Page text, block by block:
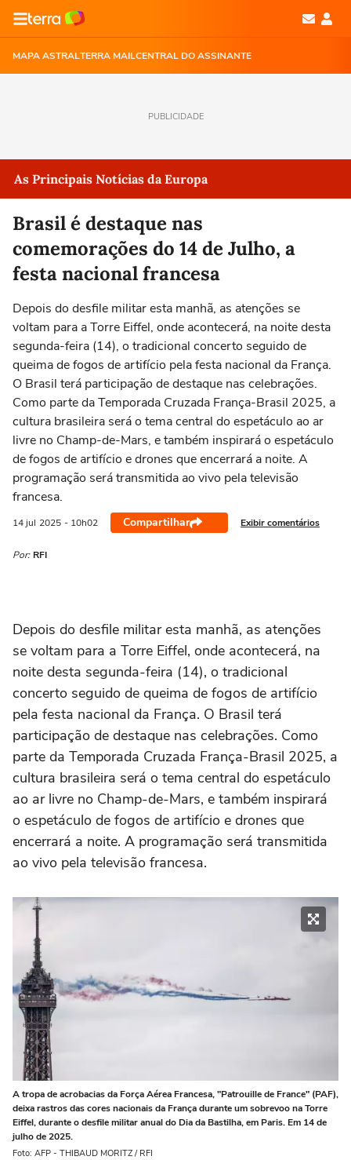
MAPA ASTRALTERRA MAILCENTRAL DO ASSINANTE
PUBLICIDADE
As Principais Notícias da Europa
Brasil é destaque nas
comemorações do 14 de Julho, a
festa nacional francesa
Depois do desfile militar esta manhã, as atenções se
voltam para a Torre Eiffel, onde acontecerá, na noite desta
segunda-feira (14), o tradicional concerto seguido de
queima de fogos de artifício pela festa nacional da França.
O Brasil terá participação de destaque nas celebrações.
Como parte da Temporada Cruzada França-Brasil 2025, a
cultura brasileira será o tema central do espetáculo ao ar
livre no Champ-de-Mars, e também inspirará o espetáculo
de fogos de artifício e drones que encerrará a noite. A
programação será transmitida ao vivo pela televisão
francesa.
14 jul 2025 - 10h02 Compartilhar Exibir comentários
Por: RFI
Depois do desfile militar esta manhã, as atenções
se voltam para a Torre Eiffel, onde acontecerá, na
noite desta segunda-feira (14), o tradicional
concerto seguido de queima de fogos de artifício
pela festa nacional da França. O Brasil terá
participação de destaque nas celebrações. Como
parte da Temporada Cruzada França-Brasil 2025, a
cultura brasileira será o tema central do espetáculo
ao ar livre no Champ-de-Mars, e também inspirará
o espetáculo de fogos de artifício e drones que
encerrará a noite. A programação será transmitida
ao vivo pela televisão francesa.
A tropa de acrobacias da Força Aérea Francesa, "Patrouille de France" (PAF),
deixa rastros das cores nacionais da França durante um sobrevoo na Torre
Eiffel, durante o desfile militar anual do Dia da Bastilha, em Paris. Em 14 de
julho de 2025.
Foto: AFP - THIBAUD MORITZ / RFI